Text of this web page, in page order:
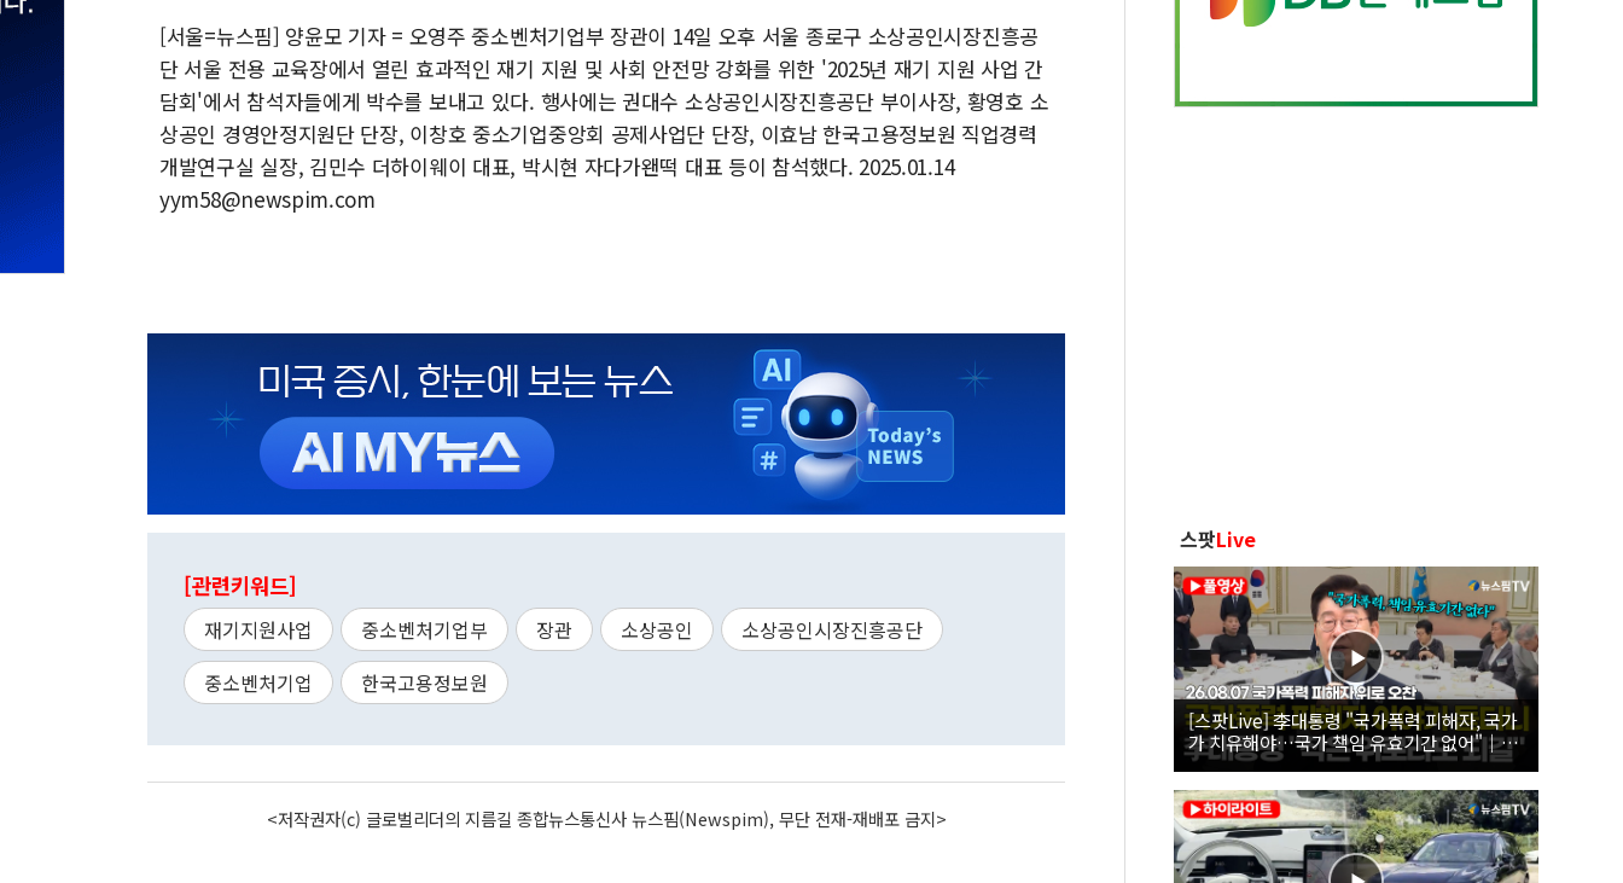
[서울=뉴스핌] 양윤모 기자 = 오영주 중소벤처기업부 장관이 14일 오후 서울 종로구 소상공인시장진흥공
단 서울 전용 교육장에서 열린 효과적인 재기 지원 및 사회 안전망 강화를 위한 '2025년 재기 지원 사업 간
담회'에서 참석자들에게 박수를 보내고 있다. 행사에는 권대수 소상공인시장진흥공단 부이사장, 황영호 소
상공인 경영안정지원단 단장, 이창호 중소기업중앙회 공제사업단 단장, 이효남 한국고용정보원 직업경력
개발연구실 실장, 김민수 더하이웨이 대표, 박시현 자다가왠떡 대표 등이 참석했다. 2025.01.14
yym58@newspim.com
[관련키워드]
재기지원사업 중소벤처기업부 장관 소상공인
소상공인시장진흥공단
중소벤처기업
한국고용정보원
<저작권자(c) 글로벌리더의 지름길 종합뉴스통신사 뉴스핌(Newspim), 무단 전재-재배포 금지>
스팟Live
[스팟Live] 李대통령 "국가폭력 피해자, 국가
가 치유해야…국가 책임 유효기간 없어"｜
26.08.07 국가폭력 피해자 위로 오찬